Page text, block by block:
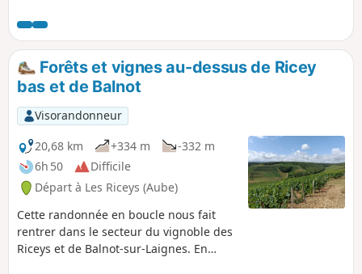
que j'appelle un col bien identifiable ; un arbre isolé et une
cabane de vigneron se détachent sur l'horizon et derrière
lequel on pourrait descendre vers la vallée de la Sarce et les
communes d'Avirey Lingey et Bagneux la Fosse;; au "col"
vers l'Est la vue est étendue sur le village de Ricey Bas et au
delà vers d'autres Bar.
Forêts et vignes au-dessus de Ricey
bas et de Balnot
Visorandonneur
20,68 km
+334 m
-332 m
6h 50
Difficile
Départ à Les Riceys (Aube)
Cette randonnée en boucle nous fait
rentrer dans le secteur du vignoble des
Riceys et de Balnot-sur-Laignes. En